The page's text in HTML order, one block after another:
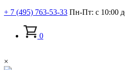
+ 7 (495) 763-53-33 Пн-Пт: с 10:00
0
×